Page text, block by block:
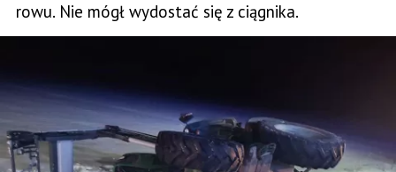
rowu. Nie mógł wydostać się z ciągnika.